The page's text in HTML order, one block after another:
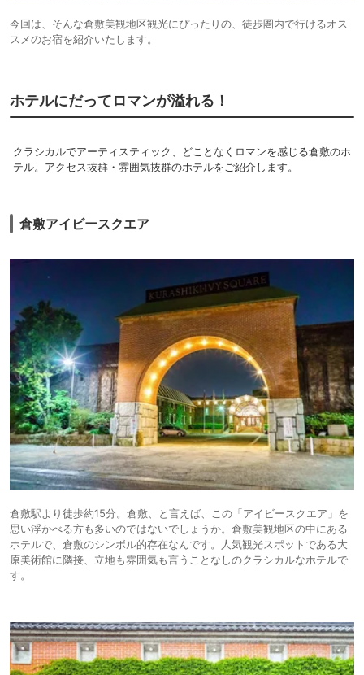
今回は、そんな倉敷美観地区観光にぴったりの、徒歩圏内で行けるオス
スメのお宿を紹介いたします。
ホテルにだってロマンが溢れる！
クラシカルでアーティスティック、どことなくロマンを感じる倉敷のホ
テル。アクセス抜群・雰囲気抜群のホテルをご紹介します。
倉敷アイビースクエア
倉敷駅より徒歩約15分。倉敷、と言えば、この「アイビースクエア」を
思い浮かべる方も多いのではないでしょうか。倉敷美観地区の中にある
ホテルで、倉敷のシンボル的存在なんです。人気観光スポットである大
原美術館に隣接、立地も雰囲気も言うことなしのクラシカルなホテルで
す。